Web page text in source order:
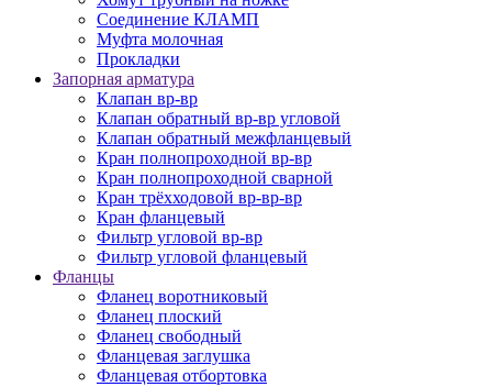
Соединение КЛАМП
Муфта молочная
Прокладки
Запорная арматура
Клапан вр-вр
Клапан обратный вр-вр угловой
Клапан обратный межфланцевый
Кран полнопроходной вр-вр
Кран полнопроходной сварной
Кран трёхходовой вр-вр-вр
Кран фланцевый
Фильтр угловой вр-вр
Фильтр угловой фланцевый
Фланцы
Фланец воротниковый
Фланец плоский
Фланец свободный
Фланцевая заглушка
Фланцевая отбортовка